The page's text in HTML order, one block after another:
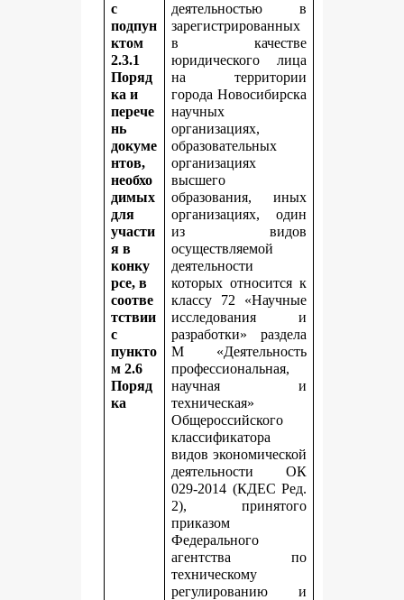
с
подпун
ктом
2.3.1
Поряд
ка и
перече
нь
докуме
нтов,
необхо
димых
для
участи
я в
конку
рсе, в
соотве
тствии
с
пункто
м 2.6
Поряд
ка
деятельностью в
зарегистрированных
в качестве
юридического лица
на территории
города Новосибирска
научных
организациях,
образовательных
организациях
высшего
образования, иных
организациях, один
из видов
осуществляемой
деятельности
которых относится к
классу 72 «Научные
исследования и
разработки» раздела
M «Деятельность
профессиональная,
научная и
техническая»
Общероссийского
классификатора
видов экономической
деятельности ОК
029-2014 (КДЕС Ред.
2), принятого
приказом
Федерального
агентства по
техническому
регулированию и